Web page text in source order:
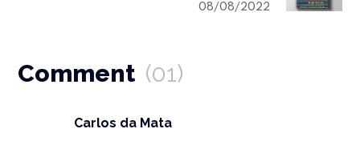
08/08/2022
Comment (01)
Carlos da Mata